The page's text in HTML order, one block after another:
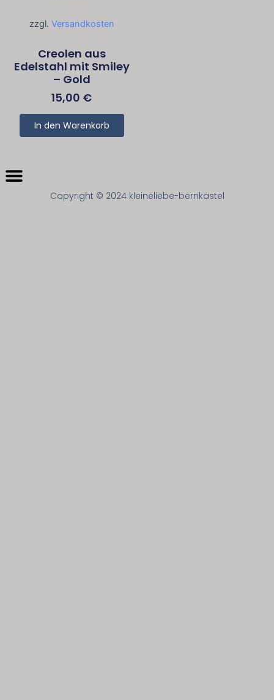
zzgl. Versandkosten
Creolen aus
Edelstahl mit Smiley
– Gold
15,00 €
In den Warenkorb
Menü
Copyright © 2024 kleineliebe-bernkastel